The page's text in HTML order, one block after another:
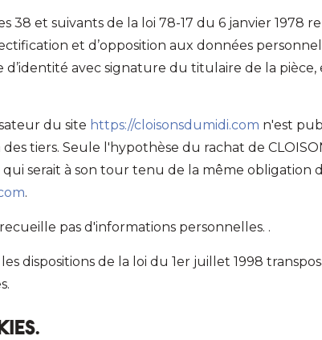
38 et suivants de la loi 78-17 du 6 janvier 1978
et d’opposition aux données
avec signature du titulaire de la
du site https://cloisonsdumidi.com n'est
tiers. Seule l'hypothèse du rachat de
serait à son tour tenu de la même obligation
.
pas d'informations personnelles. .
dispositions de la loi du 1er juillet 1998